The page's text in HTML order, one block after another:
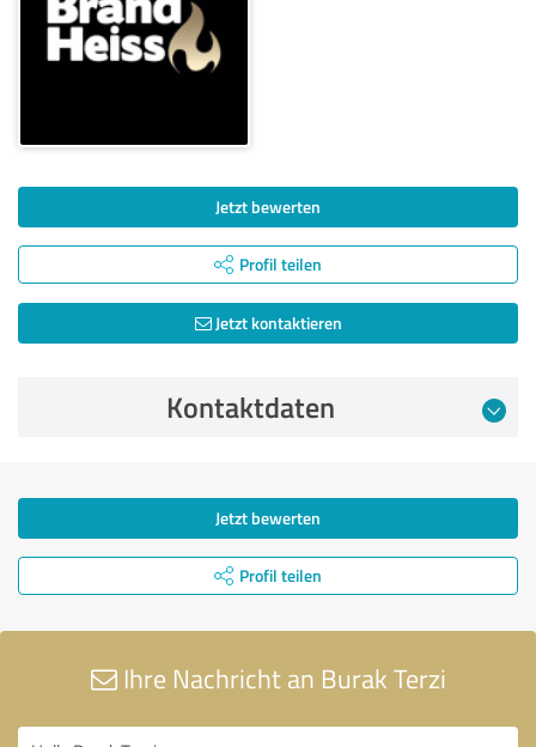
Jetzt bewerten
Profil teilen
Jetzt kontaktieren
Kontaktdaten
Jetzt bewerten
Profil teilen
Ihre Nachricht an Burak Terzi